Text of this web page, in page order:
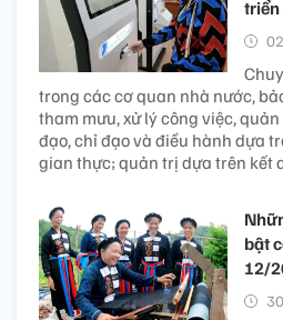
triển
trong các cơ quan nhà nước,
tham mưu, xử lý công việc,
đạo, chỉ đạo và điều hành dựa
gian thực; quản trị dựa trên kết
bật
12/